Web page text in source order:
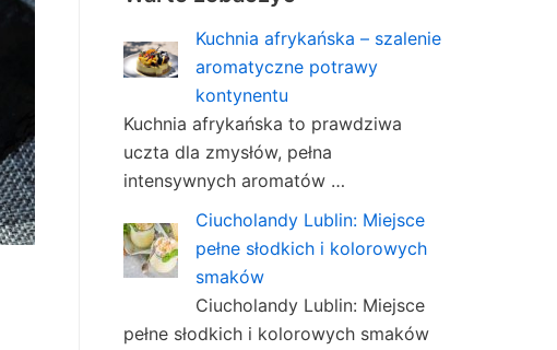
Kuchnia afrykańska – szalenie
aromatyczne potrawy
kontynentu
Kuchnia afrykańska to prawdziwa
uczta dla zmysłów, pełna
intensywnych aromatów …
Ciucholandy Lublin: Miejsce
pełne słodkich i kolorowych
smaków
Ciucholandy Lublin: Miejsce
pełne słodkich i kolorowych smaków